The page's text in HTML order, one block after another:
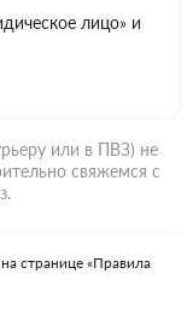
лицо» и
или в ПВЗ) не
свяжемся с
странице «Правила